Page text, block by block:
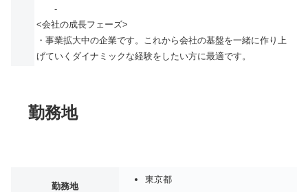
-
<会社の成長フェーズ>
・事業拡大中の企業です。これから会社の基盤を一緒に作り上
げていくダイナミックな経験をしたい方に最適です。
勤務地
勤務地
東京都